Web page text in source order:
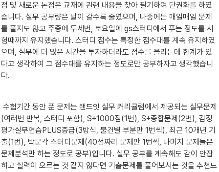
점 및 새로운 논점은 교재에 관련 내용을 찾아 필기하여 단권화를 하였
습니다. 실무 공부량은 날이 갈수록 줄였으며, 나중에는 매일매일 문제
를 풀지도 않고 주중에 두세번, 토요일에 gs스터디에서 푸는 정도를 시
험때까지 유지했습니다. 스터디 점수는 특정한 점수대를 계속 유지하였
으며, 실무에 더 많은 시간을 투자하더라도 점수를 올리는데 한계가 있
다고 생각하여 그 점수대를 유지하는 정도로만 공부하자고 생각했습니
다.
(여러번 반복, 스터디 포함), S+1000점(1번), S+종합문제(2번), 감정
평가실무연습PLUS중급(3방식, 물건별 부분만 1번씩), 최근 10개년 기
출(1번), 박문각 스터디문제(40점짜리 문제만 1번씩, 나머지 문제들은
문제분석만 하는 정도로 공부)입니다. 실무 공부를 계속해도 감이 안잡
히고 실력이 오르는 것 같지 않다면 기출문제를 풀어보시는 것을 추천드